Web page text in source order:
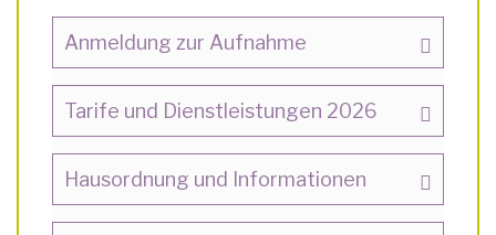
Anmeldung zur Aufnahme
Tarife und Dienstleistungen 2026
Hausordnung und Informationen